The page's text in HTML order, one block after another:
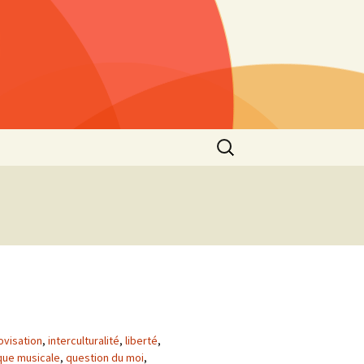
Rechercher :
, interculturalité, liberté,
musicale, question du moi,